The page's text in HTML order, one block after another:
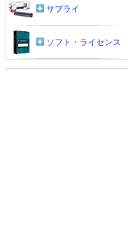
サプライ
ソフト・ライセンス